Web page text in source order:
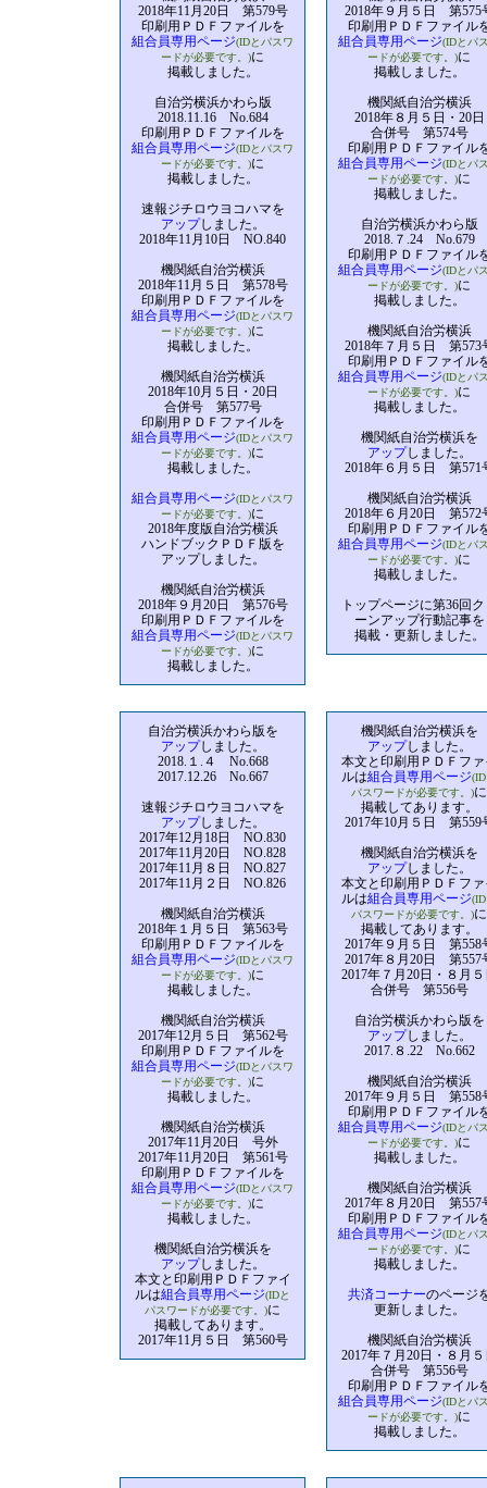
2018年11月20日 第579号
印刷用ＰＤＦファイルを
組合員専用ページ(IDとパスワ
ードが必要です。)に
掲載しました。
自治労横浜かわら版
2018.11.16 No.684
印刷用ＰＤＦファイルを
組合員専用ページ(IDとパスワ
ードが必要です。)に
掲載しました。
速報ジチロウヨコハマを
アップしました。
2018年11月10日 NO.840
機関紙自治労横浜
2018年11月５日 第578号
印刷用ＰＤＦファイルを
組合員専用ページ(IDとパスワ
ードが必要です。)に
掲載しました。
機関紙自治労横浜
2018年10月５日・20日
合併号 第577号
印刷用ＰＤＦファイルを
組合員専用ページ(IDとパスワ
ードが必要です。)に
掲載しました。
組合員専用ページ(IDとパスワ
ードが必要です。)に
2018年度版自治労横浜
ハンドブックＰＤＦ版を
アップしました。
機関紙自治労横浜
2018年９月20日 第576号
印刷用ＰＤＦファイルを
組合員専用ページ(IDとパスワ
ードが必要です。)に
掲載しました。
2018年９月５日 第575
印刷用ＰＤＦファイル
組合員専用ページ(IDとパ
ードが必要です。)に
掲載しました。
機関紙自治労横浜
2018年８月５日・20日
合併号 第574号
印刷用ＰＤＦファイル
組合員専用ページ(IDとパ
ードが必要です。)に
掲載しました。
自治労横浜かわら版
2018.７.24 No.679
印刷用ＰＤＦファイル
組合員専用ページ(IDとパ
ードが必要です。)に
掲載しました。
機関紙自治労横浜
2018年７月５日 第573
印刷用ＰＤＦファイル
組合員専用ページ(IDとパ
ードが必要です。)に
掲載しました。
機関紙自治労横浜を
アップしました。
2018年６月５日 第571
機関紙自治労横浜
2018年６月20日 第572
印刷用ＰＤＦファイル
組合員専用ページ(IDとパ
ードが必要です。)に
掲載しました。
トップページに第36回
ーンアップ行動記事を
掲載・更新しました。
自治労横浜かわら版を
アップしました。
2018.１.４ No.668
2017.12.26 No.667
速報ジチロウヨコハマを
アップしました。
2017年12月18日 NO.830
2017年11月20日 NO.828
2017年11月８日 NO.827
2017年11月２日 NO.826
機関紙自治労横浜
2018年１月５日 第563号
印刷用ＰＤＦファイルを
組合員専用ページ(IDとパスワ
ードが必要です。)に
掲載しました。
機関紙自治労横浜
2017年12月５日 第562号
印刷用ＰＤＦファイルを
組合員専用ページ(IDとパスワ
ードが必要です。)に
掲載しました。
機関紙自治労横浜
2017年11月20日 号外
2017年11月20日 第561号
印刷用ＰＤＦファイルを
組合員専用ページ(IDとパスワ
ードが必要です。)に
掲載しました。
機関紙自治労横浜を
アップしました。
本文と印刷用ＰＤＦファイ
ルは組合員専用ページ(IDと
パスワードが必要です。)に
掲載してあります。
2017年11月５日 第560号
機関紙自治労横浜を
アップしました。
本文と印刷用ＰＤＦファ
ルは組合員専用ページ
パスワードが必要です。)に
掲載してあります。
2017年10月５日 第559
機関紙自治労横浜を
アップしました。
本文と印刷用ＰＤＦファ
ルは組合員専用ページ
パスワードが必要です。)に
掲載してあります。
2017年９月５日 第558
2017年８月20日 第557
2017年７月20日・８月５
合併号 第556号
自治労横浜かわら版を
アップしました。
2017.８.22 No.662
機関紙自治労横浜
2017年９月５日 第558
印刷用ＰＤＦファイル
組合員専用ページ(IDとパ
ードが必要です。)に
掲載しました。
機関紙自治労横浜
2017年８月20日 第557
印刷用ＰＤＦファイル
組合員専用ページ(IDとパ
ードが必要です。)に
掲載しました。
共済コーナーのページ
更新しました。
機関紙自治労横浜
2017年７月20日・８月５
合併号 第556号
印刷用ＰＤＦファイル
組合員専用ページ(IDとパ
ードが必要です。)に
掲載しました。